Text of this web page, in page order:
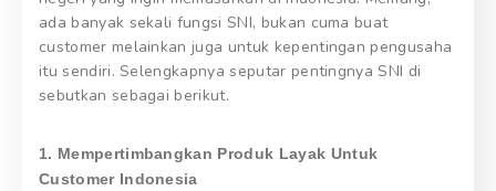
ada banyak sekali fungsi SNI, bukan cuma buat
customer melainkan juga untuk kepentingan pengusaha
itu sendiri. Selengkapnya seputar pentingnya SNI di
sebutkan sebagai berikut.
1. Mempertimbangkan Produk Layak Untuk
Customer Indonesia